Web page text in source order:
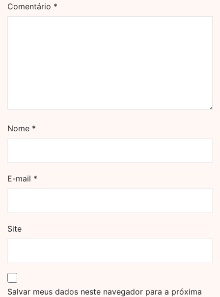
Comentário *
Nome *
E-mail *
Site
Salvar meus dados neste navegador para a próxima